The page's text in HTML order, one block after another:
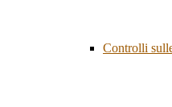
Controlli